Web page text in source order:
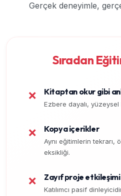
Gerçek deneyimle,
Sıradan
❌ Kitaptan okur gibi
Ezbere dayalı, yüzeysel
❌ Kopya içerikler
Aynı eğitimlerin tekrarı,
eksikliği.
❌ Zayıf proje etkileşimi
Katılımcı pasif